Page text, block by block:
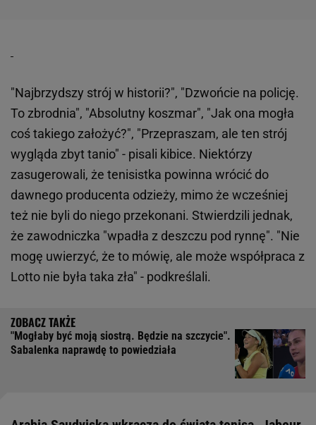
"Najbrzydszy strój w historii?", "Dzwońcie na policję.
To zbrodnia", "Absolutny koszmar", "Jak ona mogła
coś takiego założyć?", "Przepraszam, ale ten strój
wygląda zbyt tanio" - pisali kibice. Niektórzy
zasugerowali, że tenisistka powinna wrócić do
dawnego producenta odzieży, mimo że wcześniej
też nie byli do niego przekonani. Stwierdzili jednak,
że zawodniczka "wpadła z deszczu pod rynnę". "Nie
mogę uwierzyć, że to mówię, ale może współpraca z
Lotto nie była taka zła" - podkreślali.
"Mogłaby być moją siostrą. Będzie na szczycie".
Sabalenka naprawdę to powiedziała